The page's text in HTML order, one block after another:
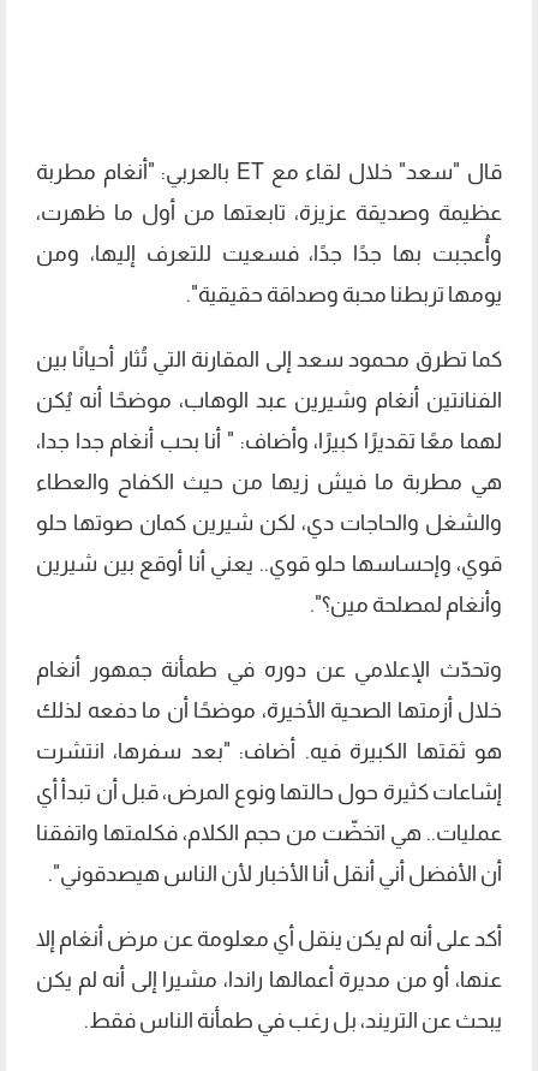
قال "سعد" خلال لقاء مع ET بالعربي: "أنغام مطربة
عظيمة وصديقة عزيزة، تابعتها من أول ما ظهرت،
وأُعجبت بها جدًا جدًا، فسعيت للتعرف إليها، ومن
يومها تربطنا محبة وصداقة حقيقية".
كما تطرق محمود سعد إلى المقارنة التي تُثار أحيانًا بين
الفنانتين أنغام وشيرين عبد الوهاب، موضحًا أنه يُكن
لهما معًا تقديرًا كبيرًا، وأضاف: " أنا بحب أنغام جدا جدا،
هي مطربة ما فيش زيها من حيث الكفاح والعطاء
والشغل والحاجات دي، لكن شيرين كمان صوتها حلو
قوي، وإحساسها حلو قوي.. يعني أنا أوقع بين شيرين
وأنغام لمصلحة مين؟".
وتحدّث الإعلامي عن دوره في طمأنة جمهور أنغام
خلال أزمتها الصحية الأخيرة، موضحًا أن ما دفعه لذلك
هو ثقتها الكبيرة فيه. أضاف: "بعد سفرها، انتشرت
إشاعات كثيرة حول حالتها ونوع المرض، قبل أن تبدأ أي
عمليات.. هي اتخضّت من حجم الكلام، فكلمتها واتفقنا
أن الأفضل أني أنقل أنا الأخبار لأن الناس هيصدقوني".
أكد على أنه لم يكن ينقل أي معلومة عن مرض أنغام إلا
عنها، أو من مديرة أعمالها راندا، مشيرا إلى أنه لم يكن
يبحث عن التريند، بل رغب في طمأنة الناس فقط.